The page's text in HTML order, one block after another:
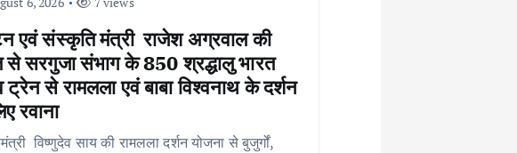
एवं संस्कृति मंत्री राजेश अग्रवाल की
सरगुजा संभाग के 850 श्रद्धालु भारत
ट्रेन से रामलला एवं बाबा विश्वनाथ के दर्शन
रवाना
विष्णुदेव साय की रामलला दर्शन योजना से बुजुर्गों,